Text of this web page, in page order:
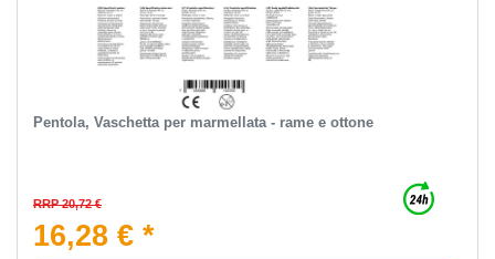
Pentola, Vaschetta per marmellata - rame e ottone
RRP 20,72 €
16,28 € *